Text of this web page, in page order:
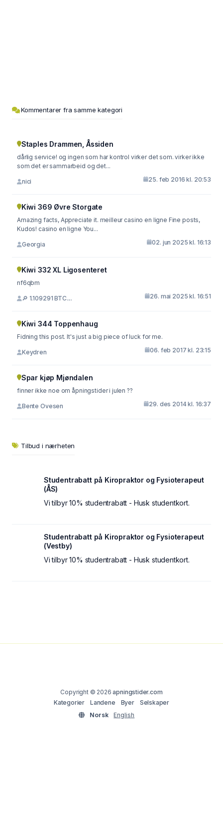
Kommentarer fra samme kategori
Staples Drammen, Åssiden
dårlig service! og ingen som har kontrol virker det som. virker ikke
som det er sammarbeid og det...
nici 25. feb 2016 kl. 20:53
Kiwi 369 Øvre Storgate
Amazing facts, Appreciate it. meilleur casino en ligne Fine posts,
Kudos! casino en ligne You...
Georgia 02. jun 2025 kl. 16:13
Kiwi 332 XL Ligosenteret
nf6qbm
🔎 1.109291 BTC.... 26. mai 2025 kl. 16:51
Kiwi 344 Toppenhaug
Fidning this post. It's just a big piece of luck for me.
Keydren 06. feb 2017 kl. 23:15
Spar kjøp Mjøndalen
finner ikke noe om åpningstider i julen ??
Bente Ovesen 29. des 2014 kl. 16:37
Tilbud i nærheten
Studentrabatt på Kiropraktor og Fysioterapeut
(ÅS)
Vi tilbyr 10% studentrabatt - Husk studentkort.
Studentrabatt på Kiropraktor og Fysioterapeut
(Vestby)
Vi tilbyr 10% studentrabatt - Husk studentkort.
Copyright © 2026apningstider.com
Kategorier
Landene Byer
Selskaper
Norsk
English